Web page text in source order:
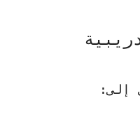
إلى: